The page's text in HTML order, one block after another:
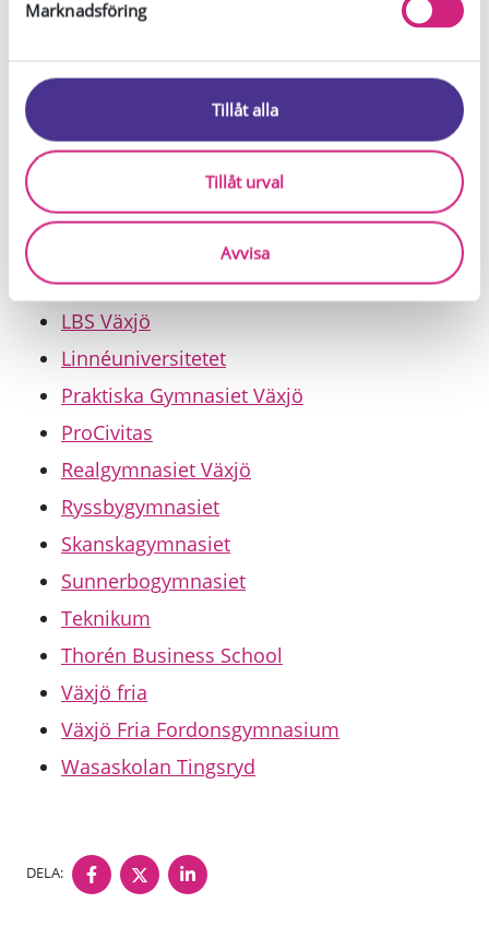
Marknadsföring
Tillåt alla
Tillåt urval
Avvisa
Utbildning:
AMB Sweden Tingsryd
Ingelstadgymnasiet
Kungsmadskolan
LBS Växjö
Linnéuniversitetet
Praktiska Gymnasiet Växjö
ProCivitas
Realgymnasiet Växjö
Ryssbygymnasiet
Skanskagymnasiet
Sunnerbogymnasiet
Teknikum
Thorén Business School
Växjö fria
Växjö Fria Fordonsgymnasium
Wasaskolan Tingsryd
DELA: DELA PÅ FACEBOOK
DELA PÅ TWITTER
DELA PÅ LINKEDIN